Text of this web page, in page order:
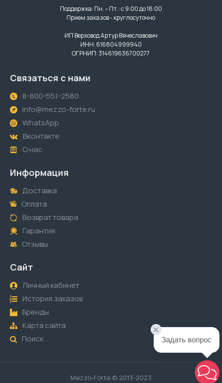
Поддержка: Пн. – Пт.: с 9:00 до 18:00
Прием заказов - круглосуточно
ИП Верховод Артур Вячеславович
ИНН: 616804999940
ОГРНИП: 314619636700277
Связаться с нами
8-800-551-2580
info@mezzo-forte.ru
WhatsApp
Вконтакте
О нас
Информация
Доставка
Оплата
Возврат товара
Гарантия
Отзывы
Сайт
Личный кабинет
История заказов
Бренды
Карта сайта
Поиск
Mezzo-Forte © 2013-2023
Задать вопрос